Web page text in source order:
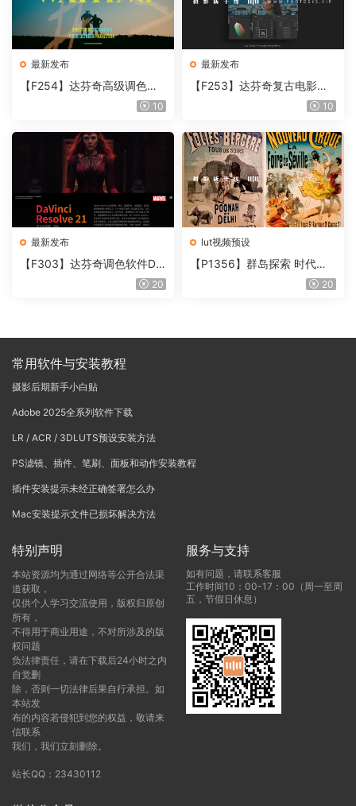
最新发布
【F254】达芬奇高级调色插
件 Contour V2.2.2 WinMac10
最新发布
【F253】达芬奇复古电影胶
片质感DCTL节点调色预设 M
T V4.0
10
最新发布
【F303】达芬奇调色软件Da
Vinci Resolve Studio21.0.320
lut视频预设
【P1356】群岛探索 时代马
戏团 – QUEST 60 调色预设A
20
常用软件与安装教程
摄影后期新手小白贴
Adobe 2025全系列软件下载
LR / ACR / 3DLUTS预设安装方法
PS滤镜、插件、笔刷、面板和动作安装教程
插件安装提示未经正确签署怎么办
Mac安装提示文件已损坏解决方法
特别声明
本站资源均为通过网络等公开合法渠
道获取，
仅供个人学习交流使用，版权归原创
所有，
不得用于商业用途，不对所涉及的版
权问题
负法律责任，请在下载后24小时之内
自觉删
除，否则一切法律后果自行承担。如
本站发
布的内容若侵犯到您的权益，敬请来
信联系
我们，我们立刻删除。
站长QQ：23430112
服务与支持
如有问题，请联系客服
工作时间10：00-17：00（周一至周
五，节假日休息）